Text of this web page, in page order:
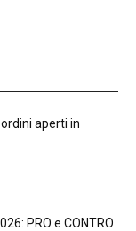
ordini aperti in
PRO e CONTRO